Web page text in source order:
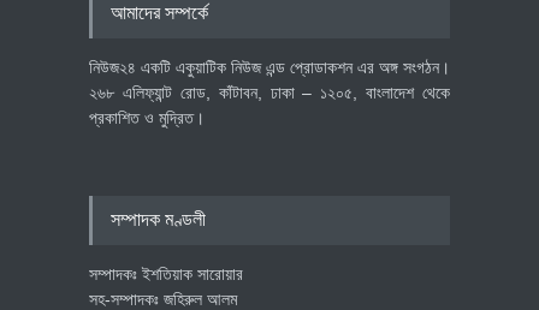
আমাদের সম্পর্কে
নিউজ২৪ একটি একুয়াটিক নিউজ এন্ড প্রোডাকশন এর অঙ্গ সংগঠন।
২৬৮ এলিফ্যান্ট রোড, কাঁটাবন, ঢাকা – ১২০৫, বাংলাদেশ থেকে
প্রকাশিত ও মুদ্রিত।
সম্পাদক মণ্ডলী
সম্পাদকঃ ইশতিয়াক সারোয়ার
সহ-সম্পাদকঃ জহিরুল আলম